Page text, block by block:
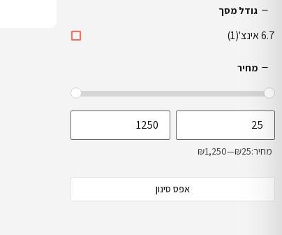
גודל מסך
6.7 אינצ' (1)
מחיר
מחיר:₪25
—
₪1,250
אפס סינון